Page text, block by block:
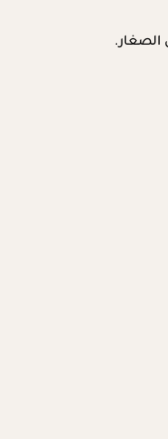
الصغار.